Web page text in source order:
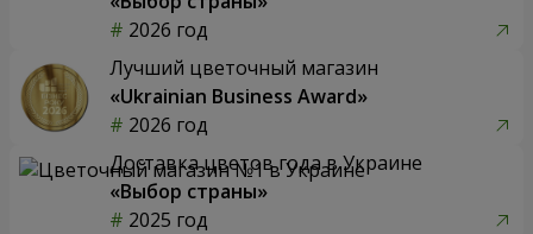
2026 год
Лучший цветочный магазин
«Ukrainian Business Award»
2026 год
Доставка цветов года в Украине
«Выбор страны»
2025 год